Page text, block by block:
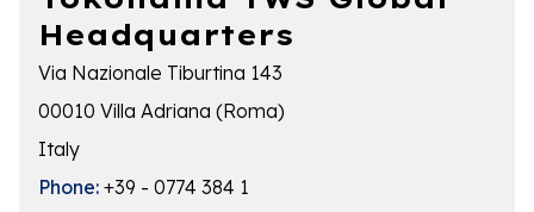
Headquarters
Via Nazionale Tiburtina 143
00010 Villa Adriana (Roma)
Italy
Phone: +39 - 0774 384 1